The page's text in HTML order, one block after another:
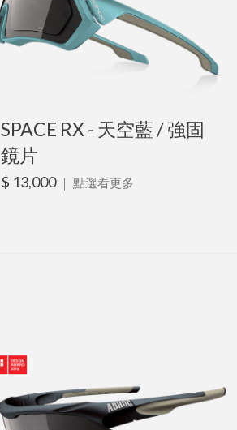
SPACE RX - 天空藍 / 強固
鏡片
$ 13,000 ｜ 點選看更多